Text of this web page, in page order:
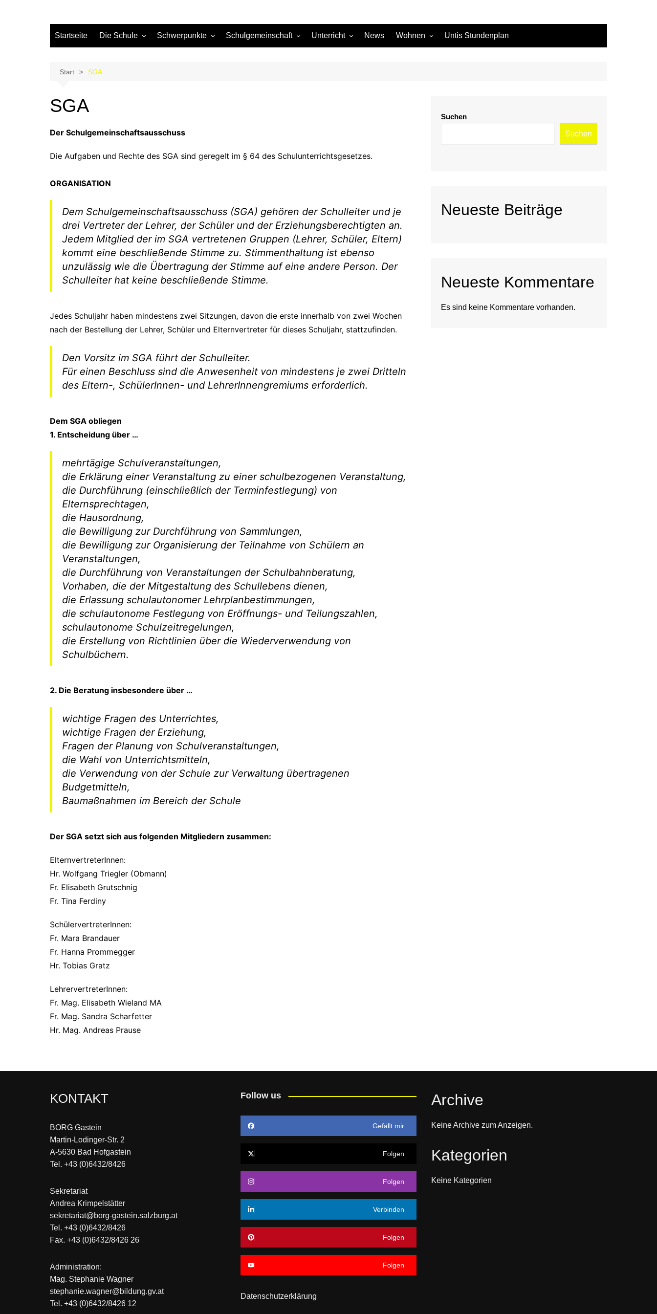
Startseite Die Schule
Elternbereich –
Sprechstunden
Schwerpunkte
Kommende Veranstaltungen
Schulgemeinschaft Unterricht
Themenpools Matura 2022
Themenpools Matura 2026
VWA Leitfaden
Individuelle Lernbetreuung
(ILB)
News Wohnen Untis Stundenplan
Start SGA
SGA
Der Schulgemeinschaftsausschuss
Die Aufgaben und Rechte des SGA sind geregelt im § 64 des Schulunterrichtsgesetzes.
ORGANISATION
Dem Schulgemeinschaftsausschuss (SGA) gehören der Schulleiter und je
drei Vertreter der Lehrer, der Schüler und der Erziehungsberechtigten an.
Jedem Mitglied der im SGA vertretenen Gruppen (Lehrer, Schüler, Eltern)
kommt eine beschließende Stimme zu. Stimmenthaltung ist ebenso
unzulässig wie die Übertragung der Stimme auf eine andere Person. Der
Schulleiter hat keine beschließende Stimme.
Jedes Schuljahr haben mindestens zwei Sitzungen, davon die erste innerhalb von zwei Wochen
nach der Bestellung der Lehrer, Schüler und Elternvertreter für dieses Schuljahr, stattzufinden.
Den Vorsitz im SGA führt der Schulleiter.
Für einen Beschluss sind die Anwesenheit von mindestens je zwei Dritteln
des Eltern-, SchülerInnen- und LehrerInnengremiums erforderlich.
Dem SGA obliegen
1. Entscheidung über …
mehrtägige Schulveranstaltungen,
die Erklärung einer Veranstaltung zu einer schulbezogenen Veranstaltung,
die Durchführung (einschließlich der Terminfestlegung) von
Elternsprechtagen,
die Hausordnung,
die Bewilligung zur Durchführung von Sammlungen,
die Bewilligung zur Organisierung der Teilnahme von Schülern an
Veranstaltungen,
die Durchführung von Veranstaltungen der Schulbahnberatung,
Vorhaben, die der Mitgestaltung des Schullebens dienen,
die Erlassung schulautonomer Lehrplanbestimmungen,
die schulautonome Festlegung von Eröffnungs-­ und Teilungszahlen,
schulautonome Schulzeitregelungen,
die Erstellung von Richtlinien über die Wiederverwendung von
Schulbüchern.
2. Die Beratung insbesondere über …
wichtige Fragen des Unterrichtes,
wichtige Fragen der Erziehung,
Fragen der Planung von Schulveranstaltungen,
die Wahl von Unterrichtsmitteln,
die Verwendung von der Schule zur Verwaltung übertragenen
Budgetmitteln,
Baumaßnahmen im Bereich der Schule
Der SGA setzt sich aus folgenden Mitgliedern zusammen:
ElternvertreterInnen:
Hr. Wolfgang Triegler (Obmann)
Fr. Elisabeth Grutschnig
Fr. Tina Ferdiny
SchülervertreterInnen:
Fr. Mara Brandauer
Fr. Hanna Prommegger
Hr. Tobias Gratz
LehrervertreterInnen:
Fr. Mag. Elisabeth Wieland MA
Fr. Mag. Sandra Scharfetter
Hr. Mag. Andreas Prause
Suchen
Suchen
Neueste Beiträge
Neueste Kommentare
Es sind keine Kommentare vorhanden.
KONTAKT
BORG Gastein
Martin-Lodinger-Str. 2
A-5630 Bad Hofgastein
Tel. +43 (0)6432/8426
Sekretariat
Andrea Krimpelstätter
sekretariat@borg-gastein.salzburg.at
Tel. +43 (0)6432/8426
Fax. +43 (0)6432/8426 26
Administration:
Mag. Stephanie Wagner
stephanie.wagner@bildung.gv.at
Tel. +43 (0)6432/8426 12
Follow us
Gefällt mir
Folgen
Folgen
Verbinden
Folgen
Folgen
Datenschutzerklärung
Archive
Keine Archive zum Anzeigen.
Kategorien
Keine Kategorien